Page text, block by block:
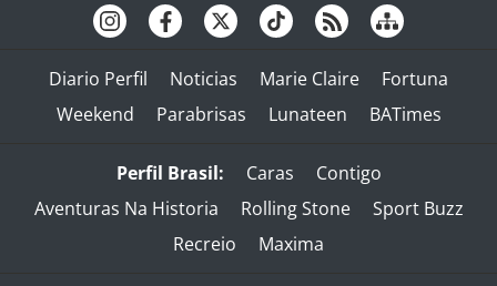
Diario Perfil Noticias Marie Claire
Fortuna
Weekend
Parabrisas Lunateen BATimes
Perfil Brasil: Caras
Contigo
Aventuras Na Historia
Rolling Stone
Sport Buzz
Recreio
Maxima